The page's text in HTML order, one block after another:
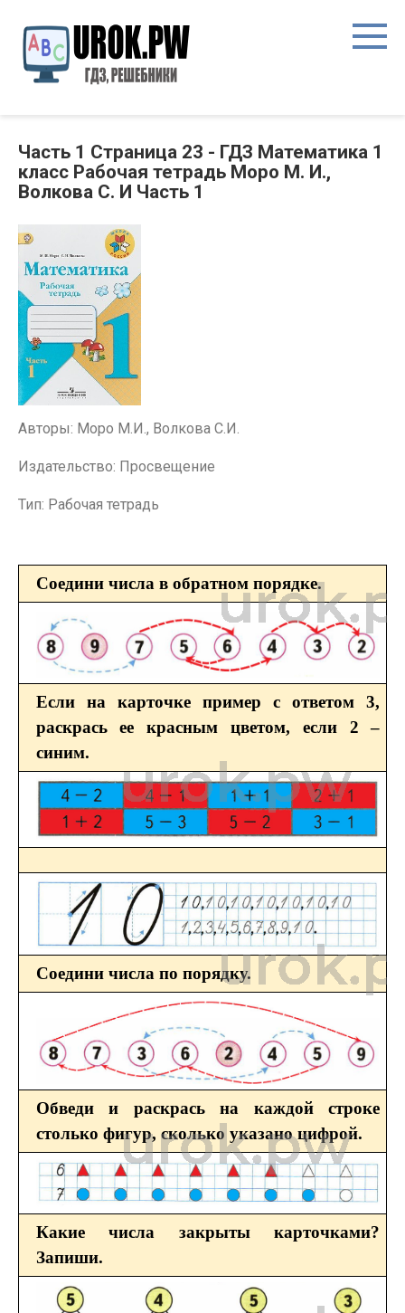
Часть 1 Страница 23 - ГДЗ Математика 1
класс Рабочая тетрадь Моро М. И.,
Волкова С. И Часть 1
Авторы: Моро М.И., Волкова С.И.
Издательство: Просвещение
Тип: Рабочая тетрадь
Соедини числа в обратном порядке.
Если на карточке пример с ответом 3,
раскрась ее красным цветом, если 2 –
синим.
Соедини числа по порядку.
Обведи и раскрась на каждой строке
столько фигур, сколько указано цифрой.
Какие числа закрыты карточками?
Запиши.